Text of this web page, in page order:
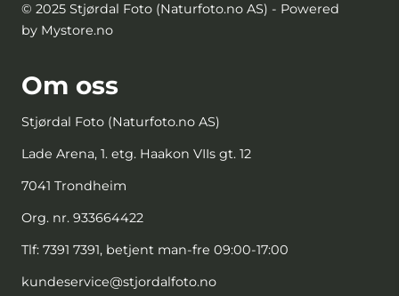
© 2025 Stjørdal Foto (Naturfoto.no AS) - Powered
by Mystore.no
Om oss
Stjørdal Foto (Naturfoto.no AS)
Lade Arena, 1. etg. Haakon VIIs gt. 12
7041 Trondheim
Org. nr. 933664422
Tlf: 7391 7391, betjent man-fre 09:00-17:00
kundeservice@stjordalfoto.no